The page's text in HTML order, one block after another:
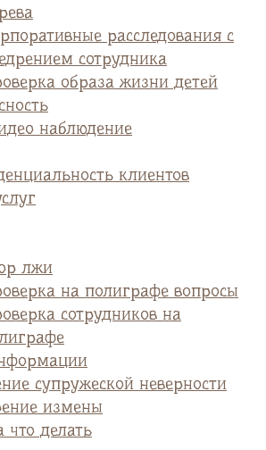
расследования с
сотрудника
образа жизни детей
наблюдение
клиентов
лжи
на полиграфе вопросы
сотрудников на
супружеской неверности
измены
делать